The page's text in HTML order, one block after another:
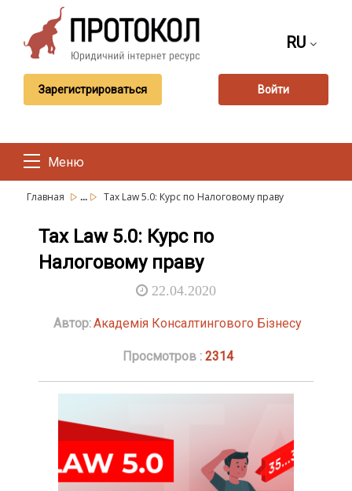
RU
Зарегистрироваться Войти
Меню
Главная ... Tax Law 5.0: Курс по Налоговому праву
Tax Law 5.0: Курс по
Налоговому праву
22.04.2020
Автор:Академія Консалтингового Бізнесу
Просмотров : 2314